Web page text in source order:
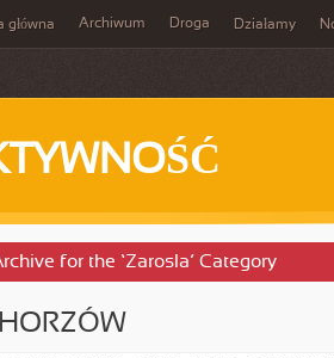
główna Archiwum Droga Działamy
for the ‘Zarosla’ Category